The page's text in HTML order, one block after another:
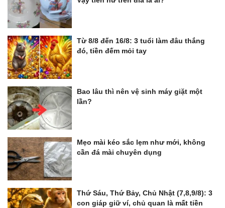
Từ 8/8 đến 16/8: 3 tuổi làm đâu thắng
đó, tiền đếm mỏi tay
Bao lâu thì nên vệ sinh máy giặt một
lần?
Mẹo mài kéo sắc lẹm như mới, không
cần đá mài chuyên dụng
Thứ Sáu, Thứ Bảy, Chủ Nhật (7,8,9/8): 3
con giáp giữ ví, chủ quan là mất tiền